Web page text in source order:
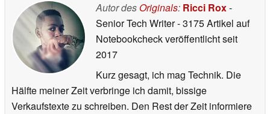
Autor des Originals: Ricci Rox-
Senior Tech Writer- 3175 Artikel auf
Notebookcheck veröffentlichtseit
2017
Kurz gesagt, ich mag Technik. Die
Hälfte meiner Zeit verbringe ich damit, bissige
Verkaufstexte zu schreiben. Den Rest der Zeit informiere